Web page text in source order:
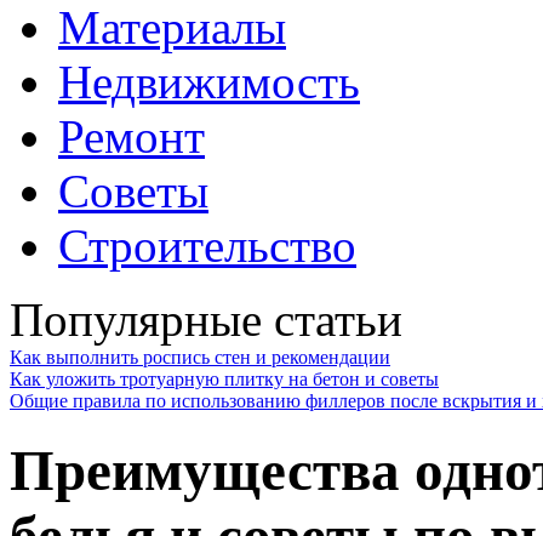
Материалы
Недвижимость
Ремонт
Советы
Строительство
Популярные статьи
Как выполнить роспись стен и рекомендации
Как уложить тротуарную плитку на бетон и советы
Общие правила по использованию филлеров после вскрытия и
Преимущества